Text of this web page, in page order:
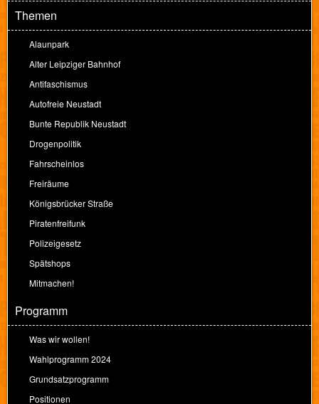
Themen
Alaunpark
Alter Leipziger Bahnhof
Antifaschismus
Autofreie Neustadt
Bunte Republik Neustadt
Drogenpolitik
Fahrscheinlos
Freiräume
Königsbrücker Straße
Piratenfreifunk
Polizeigesetz
Spätshops
Mitmachen!
Programm
Was wir wollen!
Wahlprogramm 2024
Grundsatzprogramm
Positionen